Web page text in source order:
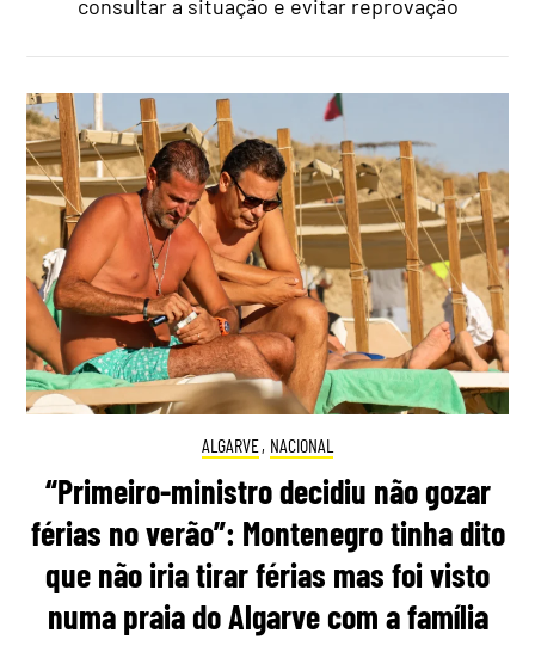
consultar a situação e evitar reprovação
ALGARVE, NACIONAL
“Primeiro-ministro decidiu não gozar
férias no verão”: Montenegro tinha dito
que não iria tirar férias mas foi visto
numa praia do Algarve com a família